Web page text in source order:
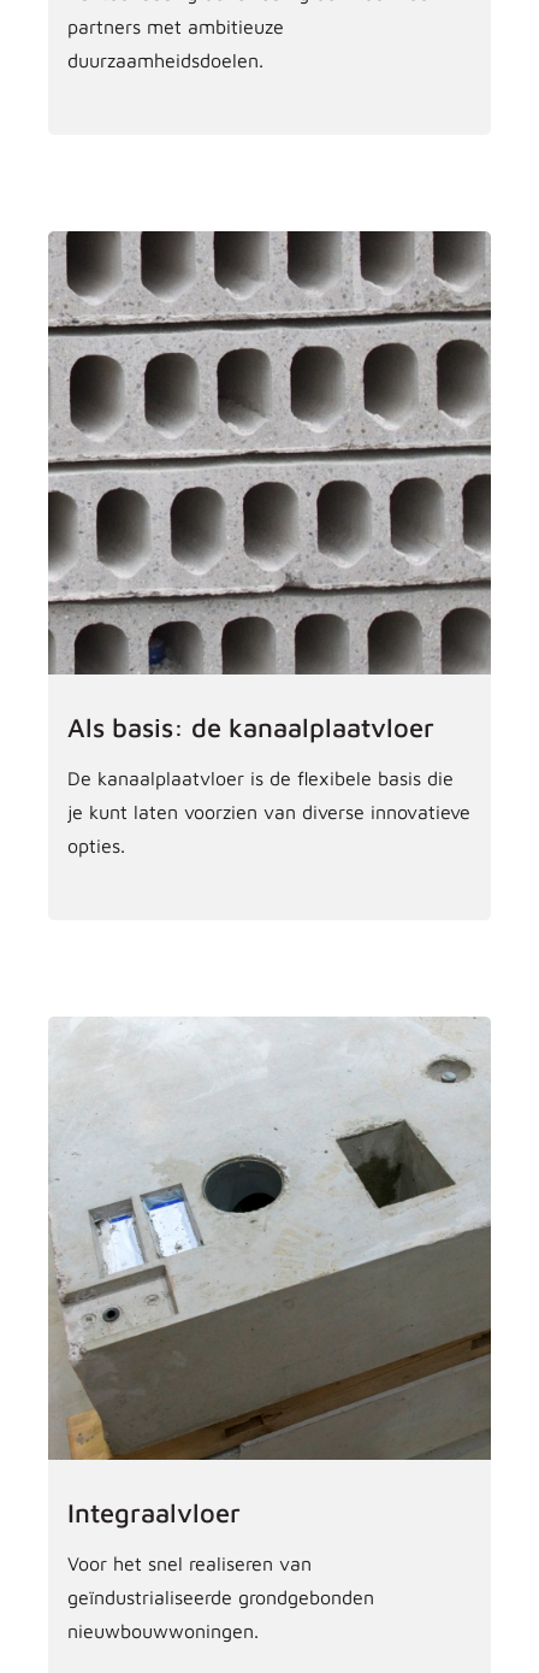
partners met ambitieuze
duurzaamheidsdoelen.
Als basis: de kanaalplaatvloer
De kanaalplaatvloer is de flexibele basis die
je kunt laten voorzien van diverse innovatieve
opties.
Integraalvloer
Voor het snel realiseren van
geïndustrialiseerde grondgebonden
nieuwbouwwoningen.